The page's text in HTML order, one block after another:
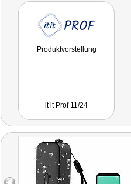
Produktvorstellung
it it Prof 11/24